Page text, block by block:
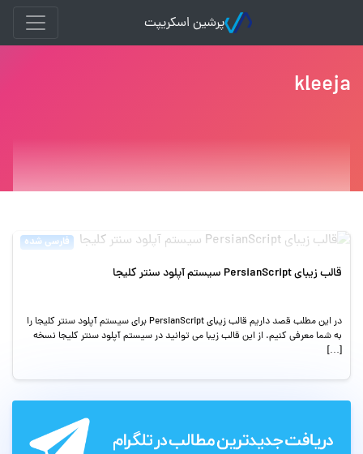
پرشین اسکریپت
kleeja
فارسی شده
قالب زیبای PersianScript سیستم آپلود سنتر کلیجا
در این مطلب قصد داریم قالب زیبای PersianScript برای سیستم آپلود سنتر کلیجا را
به شما معرفی کنیم. از این قالب زیبا می توانید در سیستم آپلود سنتر کلیجا نسخه
[…]